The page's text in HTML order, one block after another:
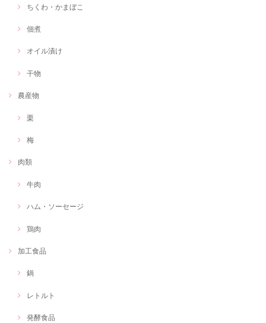
ちくわ・かまぼこ
佃煮
オイル漬け
干物
農産物
栗
梅
肉類
牛肉
ハム・ソーセージ
鶏肉
加工食品
鍋
レトルト
発酵食品